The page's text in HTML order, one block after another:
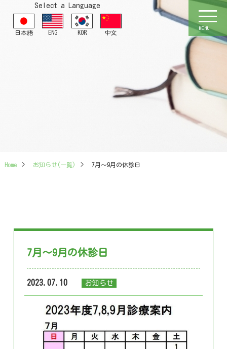
MENU
Select a Language
日本語 ENG KOR 中文
Home > お知らせ(一覧) > 7月～9月の休診日
7月～9月の休診日
2023.07.10 お知らせ